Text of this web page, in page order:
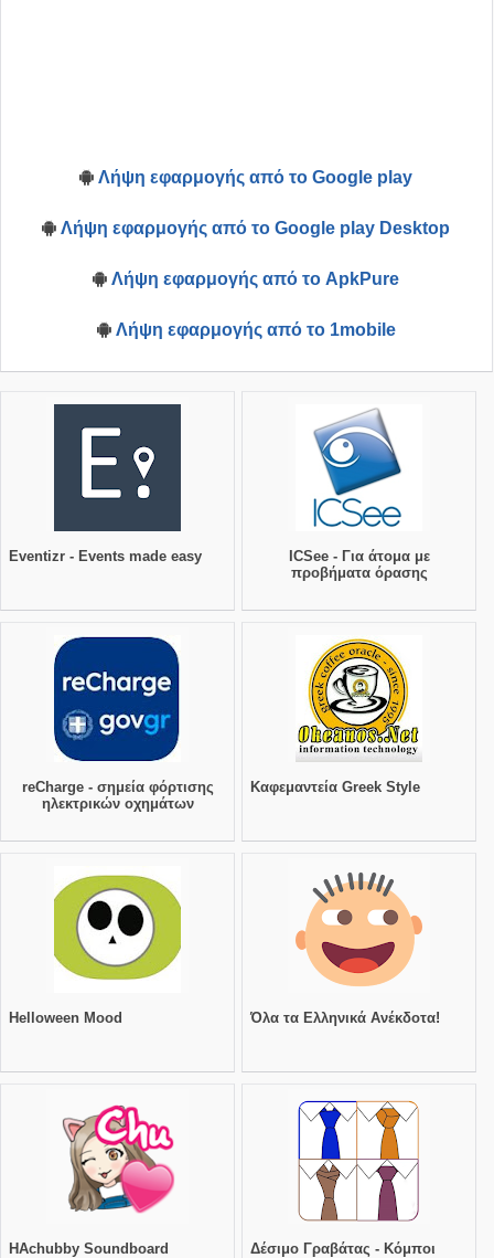
Λήψη εφαρμογής από το Google play
Λήψη εφαρμογής από το Google play Desktop
Λήψη εφαρμογής από το ApkPure
Λήψη εφαρμογής από το 1mobile
Eventizr - Events made easy
ICSee - Για άτομα με
προβήματα όρασης
reCharge - σημεία φόρτισης
ηλεκτρικών οχημάτων
Καφεμαντεία Greek Style
Helloween Mood Όλα τα Ελληνικά Ανέκδοτα!
HAchubby Soundboard Δέσιμο Γραβάτας - Κόμποι